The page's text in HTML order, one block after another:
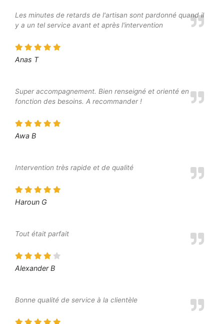
Les minutes de retards de l'artisan sont pardonné quand il
y a un tel service avant et après l'intervention
Anas T
Super accompagnement. Bien renseigné et orienté en
fonction des besoins. A recommander !
Awa B
Intervention très rapide et de qualité
Haroun G
Tout était parfait
Alexander B
Bonne qualité de service à la clientèle